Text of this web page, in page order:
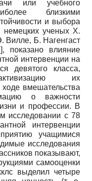
или учебного
близкими
и выбора
немецких ученых Х.
Вилле, Б. Нагенгаст
], показано влияние
интервенции на
девятого класса,
их
вмешательства
о важности
и профессии. В
исследовании с 78
интервенции
учащимися
исследования
показывают,
самооценки
выделил четыре